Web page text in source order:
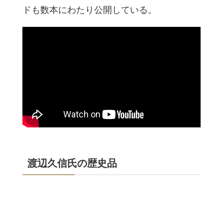
ドも数本にわたり公開している。
渡辺久信氏の歴史品